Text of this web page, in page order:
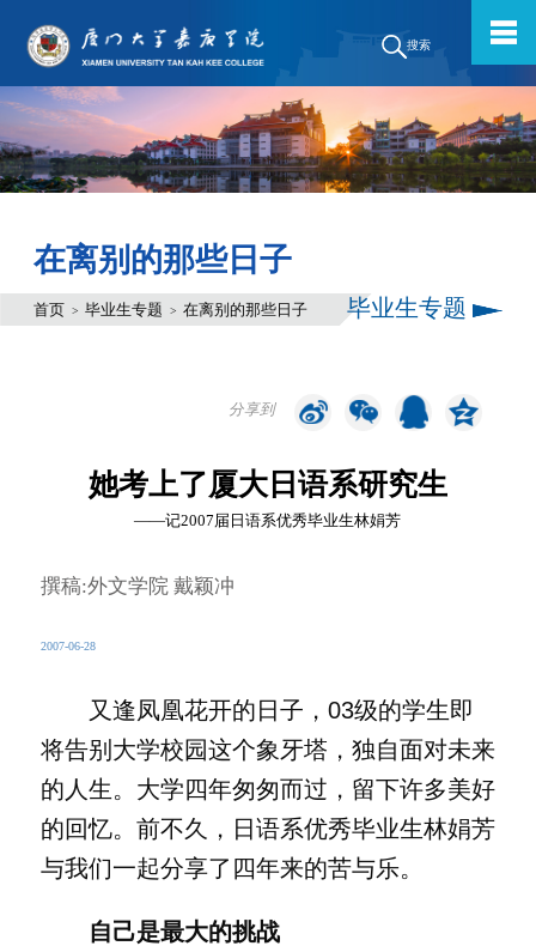
搜索
在离别的那些日子
首页 > 毕业生专题 > 在离别的那些日子 毕业生专题
分享到
她考上了厦大日语系研究生
――记2007届日语系优秀毕业生林娟芳
撰稿:外文学院 戴颖冲
2007-06-28
又逢凤凰花开的日子，03级的学生即
将告别大学校园这个象牙塔，独自面对未来
的人生。大学四年匆匆而过，留下许多美好
的回忆。前不久，日语系优秀毕业生林娟芳
与我们一起分享了四年来的苦与乐。
自己是最大的挑战